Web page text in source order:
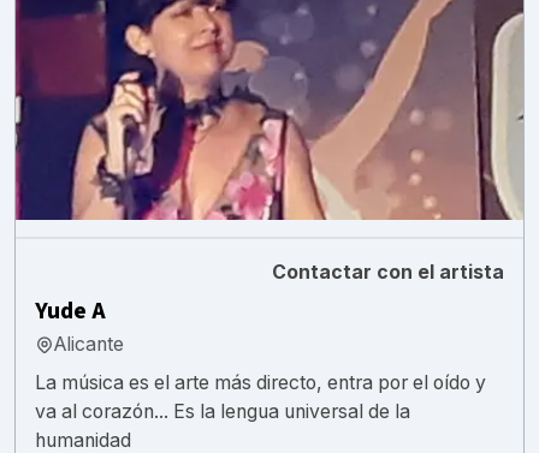
Contactar con el artista
Yude A
Alicante
La música es el arte más directo, entra por el oído y
va al corazón... Es la lengua universal de la
humanidad